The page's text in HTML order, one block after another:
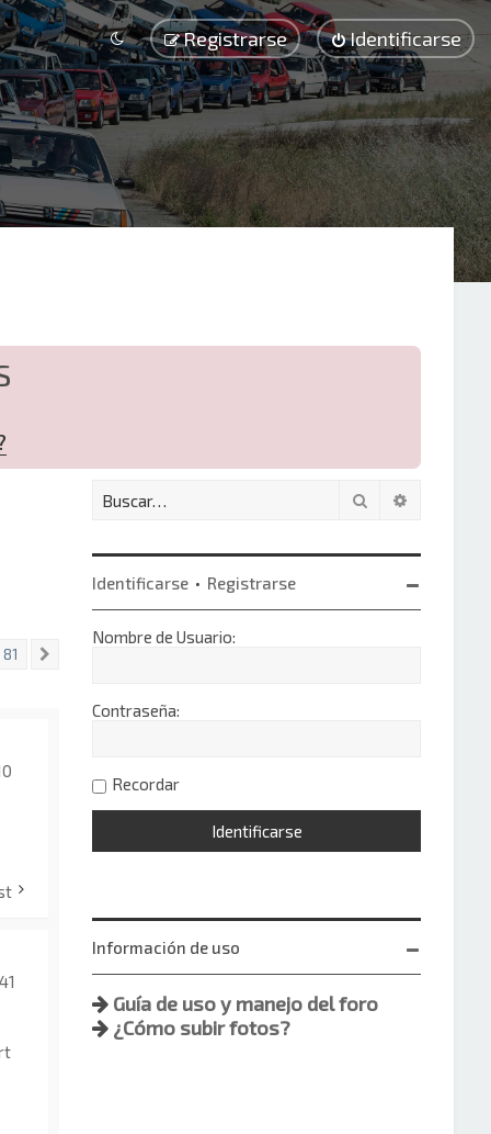
Identificarse
Registrarse
81
Buscar
Identificarse • Registrarse
Nombre de Usuario:
Contraseña:
Recordar
Información de uso
Guía de uso y manejo del foro
¿Cómo subir fotos?